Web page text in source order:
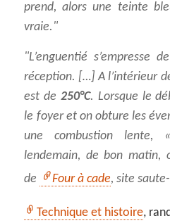
prend, alors une teinte
vraie.
L’enguentié s’empresse
réception. […] A l’intérieur
est de 250°C. Lorsque le
le foyer et on obture les
une combustion lente,
lendemain, de bon matin,
de
Four à cade, site
Technique et histoire,